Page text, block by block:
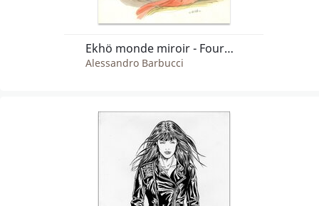
Ekhö monde miroir - Fourmille Gratule - Satin Rouge
Alessandro Barbucci